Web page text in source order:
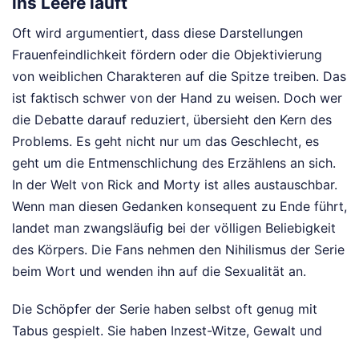
Oft wird argumentiert, dass diese Darstellungen
Frauenfeindlichkeit fördern oder die Objektivierung
von weiblichen Charakteren auf die Spitze treiben. Das
ist faktisch schwer von der Hand zu weisen. Doch wer
die Debatte darauf reduziert, übersieht den Kern des
Problems. Es geht nicht nur um das Geschlecht, es
geht um die Entmenschlichung des Erzählens an sich.
In der Welt von Rick and Morty ist alles austauschbar.
Wenn man diesen Gedanken konsequent zu Ende führt,
landet man zwangsläufig bei der völligen Beliebigkeit
des Körpers. Die Fans nehmen den Nihilismus der Serie
beim Wort und wenden ihn auf die Sexualität an.
Die Schöpfer der Serie haben selbst oft genug mit
Tabus gespielt. Sie haben Inzest-Witze, Gewalt und